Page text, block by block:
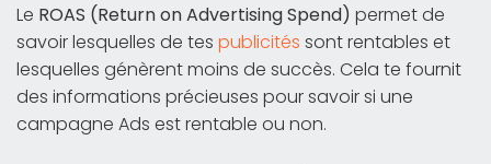
Le ROAS (Return on Advertising Spend) permet de
savoir lesquelles de tes publicités sont rentables et
lesquelles génèrent moins de succès. Cela te fournit
des informations précieuses pour savoir si une
campagne Ads est rentable ou non.